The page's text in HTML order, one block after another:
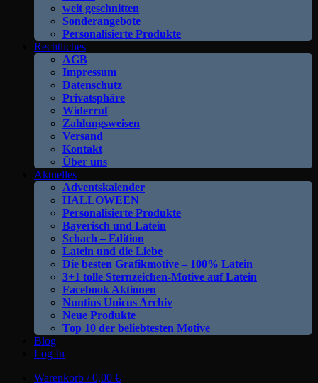
weit geschnitten
Sonderangebote
Personalisierte Produkte
Rechtliches
AGB
Impressum
Datenschutz
Privatsphäre
Widerruf
Zahlungsweisen
Versand
Kontakt
Über uns
Aktuelles
Adventskalender
HALLOWEEN
Personalisierte Produkte
Bayerisch und Latein
Schach – Edition
Latein und die Liebe
Die besten Grafikmotive – 100% Latein
3+1 tolle Sternzeichen-Motive auf Latein
Facebook Aktionen
Nuntius Unicus Archiv
Neue Produkte
Top 10 der beliebtesten Motive
Blog
Log In
Warenkorb /0,00 €